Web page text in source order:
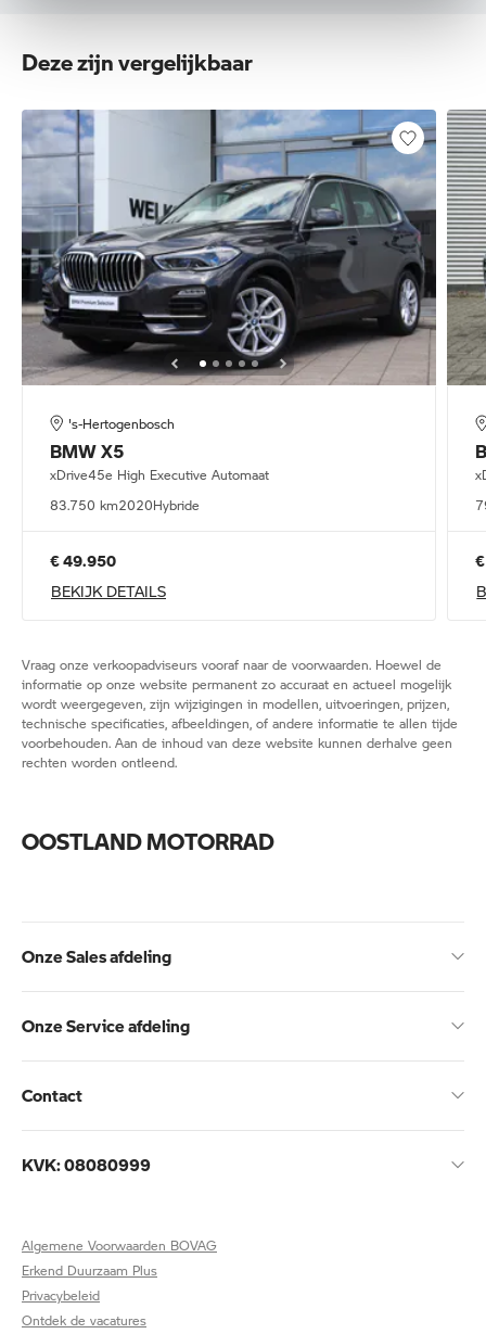
Deze zijn vergelijkbaar
's-Hertogenbosch
BMWX5
xDrive45e High Executive Automaat
83.750 km2020Hybride
€ 49.950
BEKIJK DETAILS
Vraag onze verkoopadviseurs vooraf naar de voorwaarden. Hoewel de
informatie op onze website permanent zo accuraat en actueel mogelijk
wordt weergegeven, zijn wijzigingen in modellen, uitvoeringen, prijzen,
technische specificaties, afbeeldingen, of andere informatie te allen tijde
voorbehouden. Aan de inhoud van deze website kunnen derhalve geen
rechten worden ontleend.
OOSTLAND MOTORRAD
Onze Sales afdeling
Onze Service afdeling
Contact
KVK: 08080999
Algemene Voorwaarden BOVAG
Erkend Duurzaam Plus
Privacybeleid
Ontdek de vacatures